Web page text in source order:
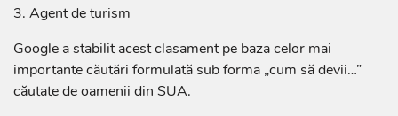
3. Agent de turism
Google a stabilit acest clasament pe baza celor mai
importante căutări formulată sub forma „cum să devii…”
căutate de oamenii din SUA.